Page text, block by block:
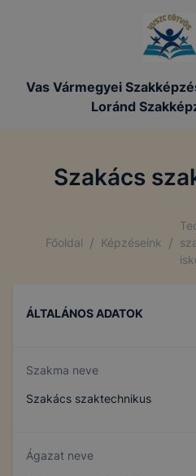
Vas Vármegyei
Loránd
Szakács
Főoldal / Képzéseink /
ÁLTALÁNOS ADATOK
Szakma neve
Szakács szaktechnikus
Ágazat neve